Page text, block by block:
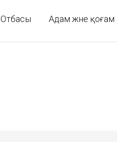
Отбасы Адам және қоғам